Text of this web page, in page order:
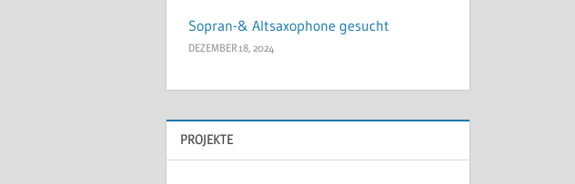
Sopran-& Altsaxophone gesucht
DEZEMBER 18, 2024
PROJEKTE